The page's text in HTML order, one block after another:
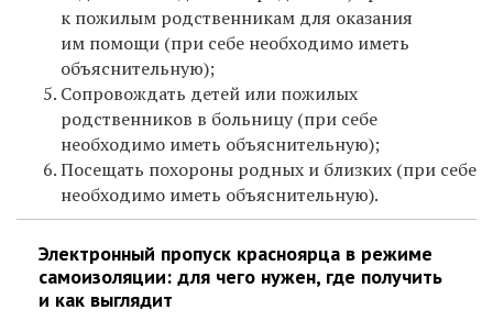
к пожилым родственникам для оказания
им помощи (при себе необходимо иметь
объяснительную);
Сопровождать детей или пожилых
родственников в больницу (при себе
необходимо иметь объяснительную);
Посещать похороны родных и близких (при себе
необходимо иметь объяснительную).
Электронный пропуск красноярца в режиме
самоизоляции: для чего нужен, где получить
и как выглядит